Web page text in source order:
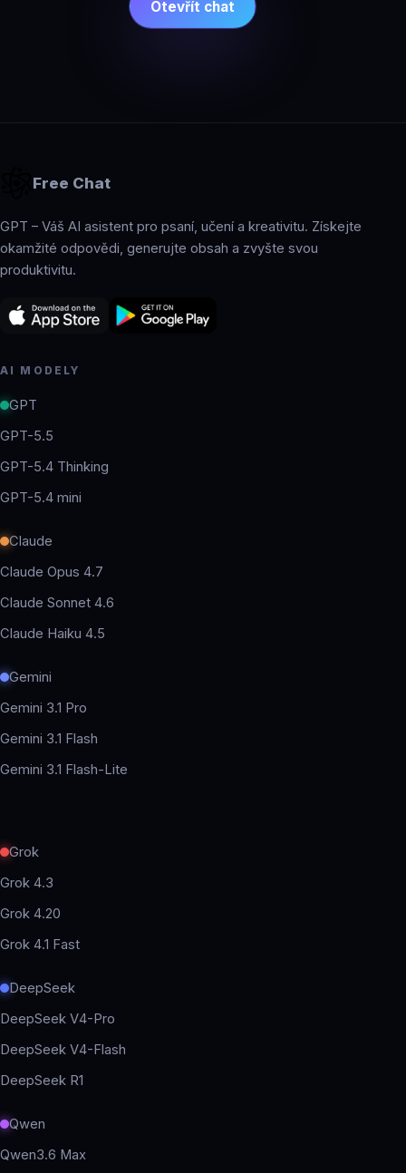
Otevřít chat
Free Chat
GPT – Váš AI asistent pro psaní, učení a kreativitu. Získejte
okamžité odpovědi, generujte obsah a zvyšte svou
produktivitu.
AI MODELY
GPT
GPT-5.5
GPT-5.4 Thinking
GPT-5.4 mini
Claude
Claude Opus 4.7
Claude Sonnet 4.6
Claude Haiku 4.5
Gemini
Gemini 3.1 Pro
Gemini 3.1 Flash
Gemini 3.1 Flash-Lite
Grok
Grok 4.3
Grok 4.20
Grok 4.1 Fast
DeepSeek
DeepSeek V4-Pro
DeepSeek V4-Flash
DeepSeek R1
Qwen
Qwen3.6 Max